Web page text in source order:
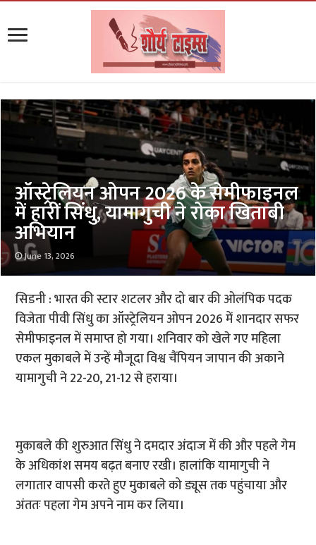
ऑस्ट्रेलियन ओपन 2026 के सेमीफाइनल
में हारीं सिंधु, यामागुची ने रोका खिताबी
अभियान
June 13, 2026
सिडनी : भारत की स्टार शटलर और दो बार की ओलंपिक पदक
विजेता पीवी सिंधु का ऑस्ट्रेलियन ओपन 2026 में शानदार सफर
सेमीफाइनल में समाप्त हो गया। शनिवार को खेले गए महिला
एकल मुकाबले में उन्हें मौजूदा विश्व चैंपियन जापान की अकाने
यामागुची ने 22-20, 21-12 से हराया।
मुकाबले की शुरुआत सिंधु ने दमदार अंदाज में की और पहले गेम
के अधिकांश समय बढ़त बनाए रखी। हालांकि यामागुची ने
लगातार वापसी करते हुए मुकाबले को ड्यूस तक पहुंचाया और
अंततः पहला गेम अपने नाम कर लिया।